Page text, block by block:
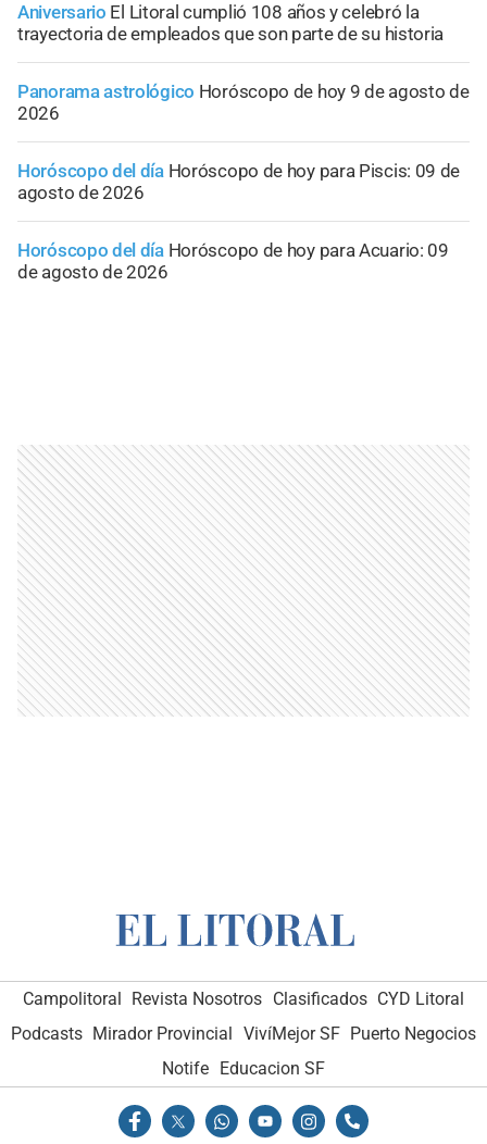
Aniversario El Litoral cumplió 108 años y celebró la
trayectoria de empleados que son parte de su historia
Panorama astrológico Horóscopo de hoy 9 de agosto de
2026
Horóscopo del día Horóscopo de hoy para Piscis: 09 de
agosto de 2026
Horóscopo del día Horóscopo de hoy para Acuario: 09
de agosto de 2026
Campolitoral Revista Nosotros Clasificados CYD Litoral
Podcasts Mirador Provincial VivíMejor SF Puerto Negocios
Notife Educacion SF